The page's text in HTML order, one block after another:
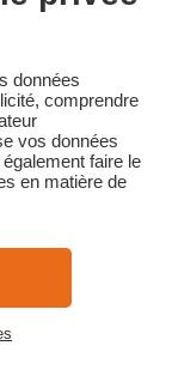
du séjour :
annulation de
moment de la
par
Plan du site
données
comprendre
vos données
faire le
en matière de